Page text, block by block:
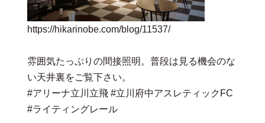
https://hikarinobe.com/blog/11537/
雰囲気たっぷりの間接照明。普段は見る機会のな
い天井裏をご覧下さい。
#アリーナ立川立飛 #立川府中アスレティックFC
#ライティングレール